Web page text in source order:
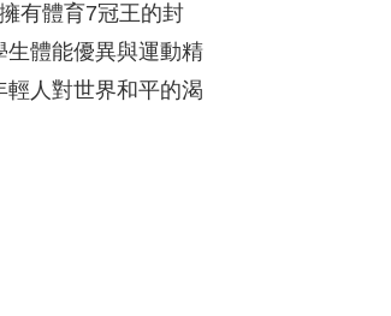
有體育7冠王的封
體能優異與運動精
人對世界和平的渴